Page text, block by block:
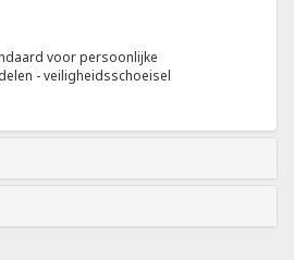
voor persoonlijke
- veiligheidsschoeisel